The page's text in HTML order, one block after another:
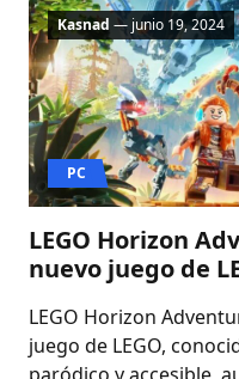
LEGO Horizon
nuevo juego de
LEGO Horizon
juego de LEGO,
PC
Kasnad — junio 19, 2024